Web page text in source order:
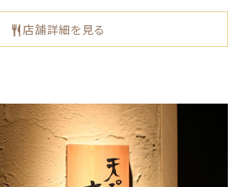
店舗詳細を見る